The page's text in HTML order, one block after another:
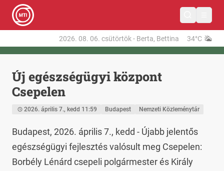
2026. 08. 06. csütörtök- Berta, Bettina 34°C
Új egészségügyi központ
Csepelen
2026. április 7., kedd 11:59 Budapest Nemzeti Közleménytár
Budapest, 2026. április 7., kedd - Újabb jelentős
egészségügyi fejlesztés valósult meg Csepelen:
Borbély Lénárd csepeli polgármester és Király